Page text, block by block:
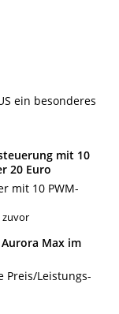
ein besonderes
mit 10
20 Euro
mit 10 PWM-
zuvor
Max im
Preis/Leistungs-